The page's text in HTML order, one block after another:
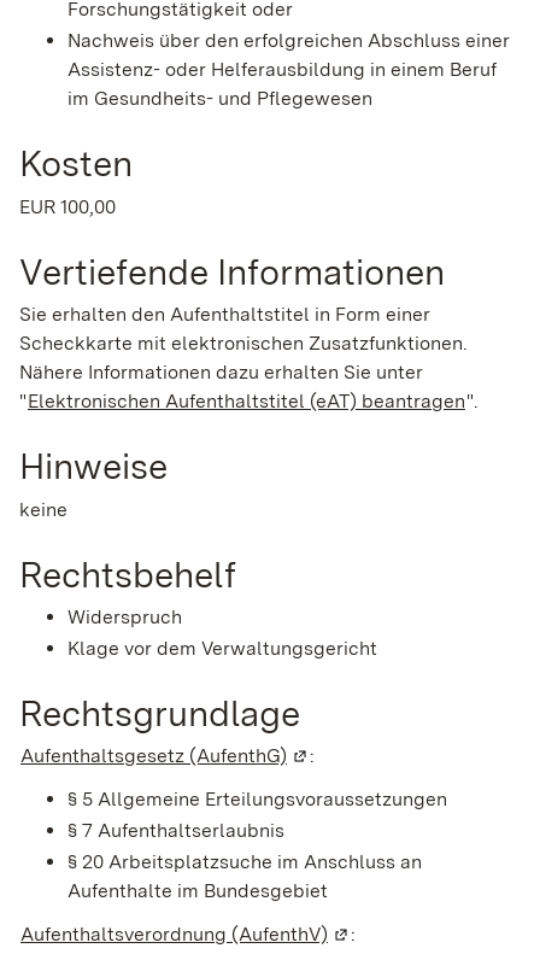
Forschungstätigkeit oder
Nachweis über den erfolgreichen Abschluss einer
Assistenz- oder Helferausbildung in einem Beruf
im Gesundheits- und Pflegewesen
Kosten
EUR 100,00
Vertiefende Informationen
Sie erhalten den Aufenthaltstitel in Form einer
Scheckkarte mit elektronischen Zusatzfunktionen.
Nähere Informationen dazu erhalten Sie unter
"Elektronischen Aufenthaltstitel (eAT) beantragen".
Hinweise
keine
Rechtsbehelf
Widerspruch
Klage vor dem Verwaltungsgericht
Rechtsgrundlage
Aufenthaltsgesetz (AufenthG) (Wird in einem neuen
:
§ 5 Allgemeine Erteilungsvoraussetzungen
§ 7 Aufenthaltserlaubnis
§ 20 Arbeitsplatzsuche im Anschluss an
Aufenthalte im Bundesgebiet
Aufenthaltsverordnung (AufenthV) (Wird in einem neuen
: